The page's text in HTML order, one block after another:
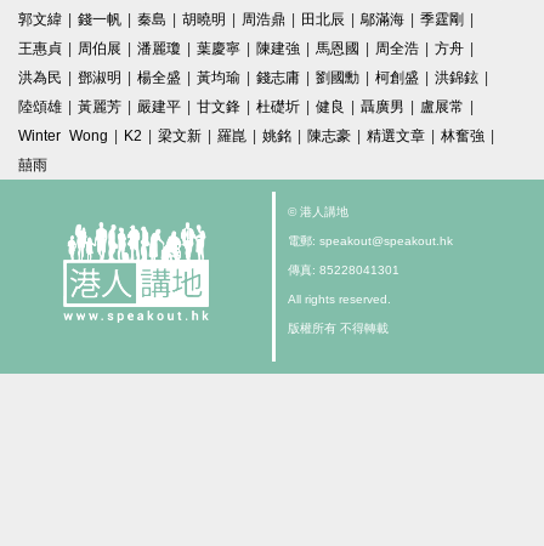
郭文緯 | 錢一帆 | 秦島 | 胡曉明 | 周浩鼎 | 田北辰 | 鄔滿海 | 季霆剛 |
王惠貞 | 周伯展 | 潘麗瓊 | 葉慶寧 | 陳建強 | 馬恩國 | 周全浩 | 方舟 |
洪為民 | 鄧淑明 | 楊全盛 | 黃均瑜 | 錢志庸 | 劉國勳 | 柯創盛 | 洪錦鉉 |
陸頌雄 | 黃麗芳 | 嚴建平 | 甘文鋒 | 杜礎圻 | 健良 | 聶廣男 | 盧展常 |
Winter Wong | K2 | 梁文新 | 羅崑 | 姚銘 | 陳志豪 | 精選文章 | 林奮強 |
囍雨
© 港人講地
電郵: speakout@speakout.hk
傳真: 85228041301
All rights reserved.
版權所有 不得轉載